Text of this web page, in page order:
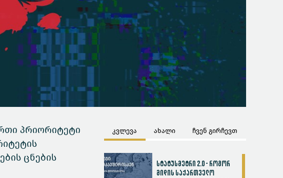
პრიორიტეტი
ცნების
კვლევა ახალი ჩვენ გირჩევთ
სტატუსმეტრი 2.0 - როგორ
მიდის საქართველო